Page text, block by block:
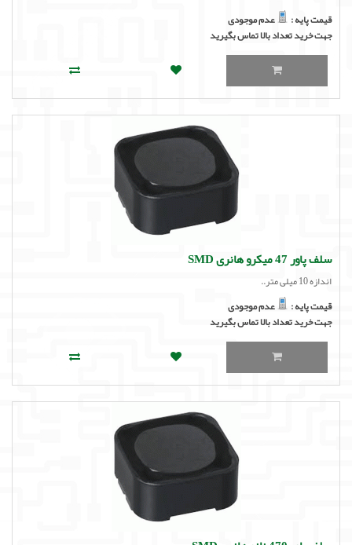
قیمت پایه :
عدم موجودی
جهت خرید تعداد بالا تماس بگیرید
سلف پاور 47 میکرو هانری SMD
اندازه 10 میلی متر..
قیمت پایه :
عدم موجودی
جهت خرید تعداد بالا تماس بگیرید